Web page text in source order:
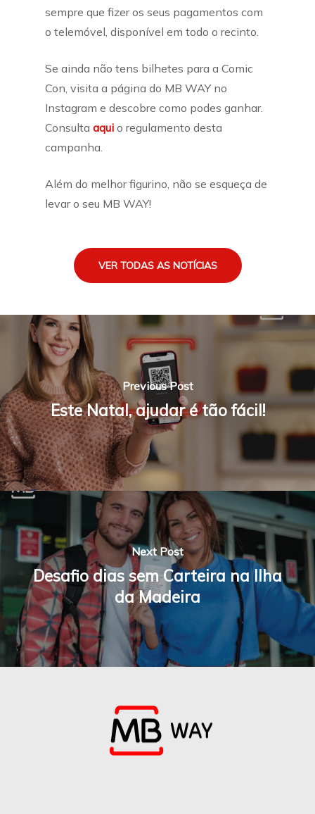
sempre que fizer os seus pagamentos com
o telemóvel, disponível em todo o recinto.
Se ainda não tens bilhetes para a Comic
Con, visita a página do MB WAY no
Instagram e descobre como podes ganhar.
Consulta aqui o regulamento desta
campanha.
Além do melhor figurino, não se esqueça de
levar o seu MB WAY!
VER TODAS AS NOTÍCIAS
Previous Post
Este Natal, ajudar é tão fácil!
Next Post
Desafio dias sem Carteira na Ilha
da Madeira